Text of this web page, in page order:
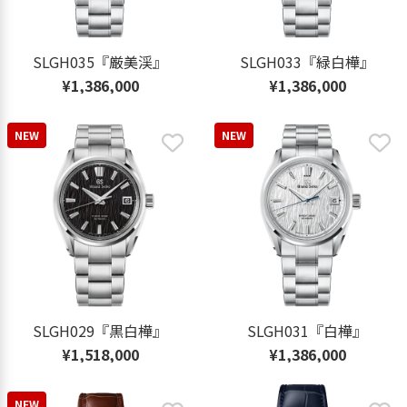
SLGH035『厳美渓』
¥1,386,000
SLGH033『緑白樺』
¥1,386,000
NEW
SLGH029『黒白樺』
¥1,518,000
NEW
SLGH031『白樺』
¥1,386,000
NEW